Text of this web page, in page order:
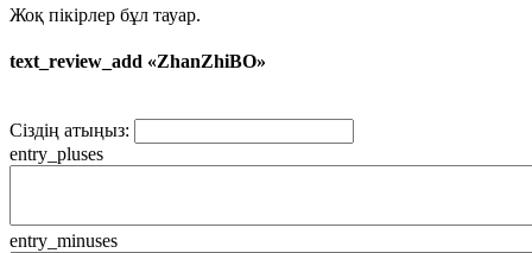
Жоқ пікірлер бұл тауар.
text_review_add «ZhanZhiBO»
Сіздің атыңыз:
entry_pluses
entry_minuses